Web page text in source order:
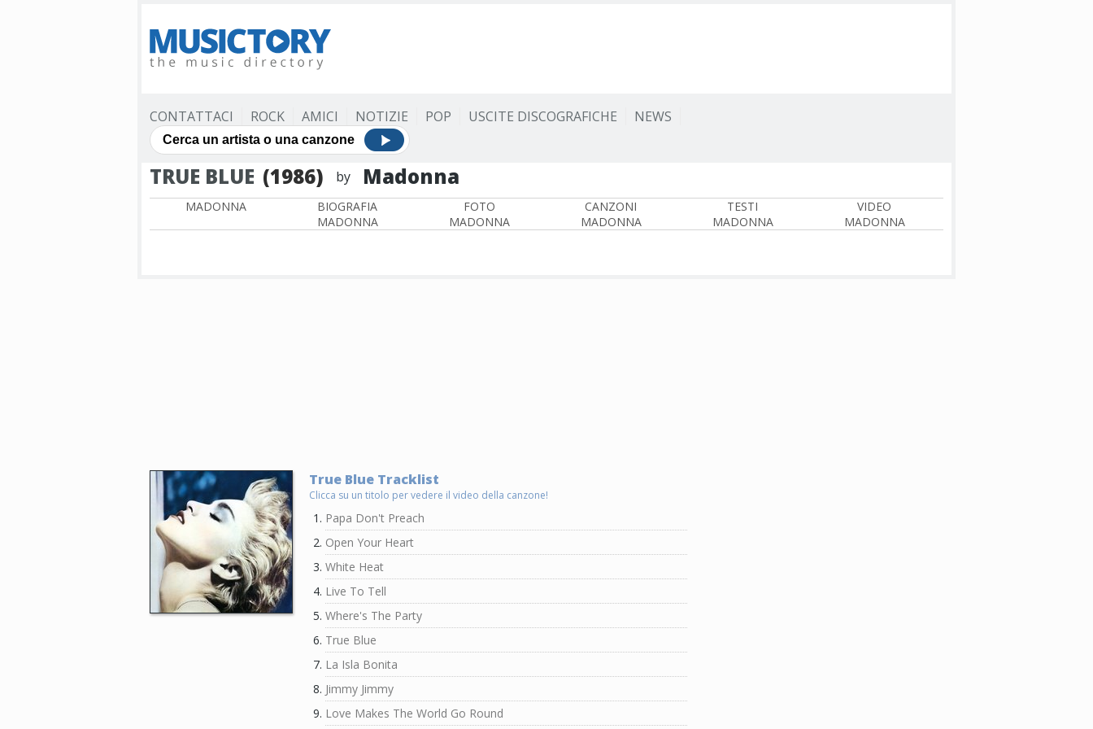
CONTATTACI ROCK AMICI NOTIZIE POP USCITE DISCOGRAFICHE NEWS
TRUE BLUE (1986) by Madonna
MADONNA
BIOGRAFIA
MADONNA
FOTO
MADONNA
CANZONI
MADONNA
TESTI
MADONNA
VIDEO
MADONNA
True Blue Tracklist
Clicca su un titolo per vedere il video della canzone!
Papa Don't Preach
Open Your Heart
White Heat
Live To Tell
Where's The Party
True Blue
La Isla Bonita
Jimmy Jimmy
Love Makes The World Go Round